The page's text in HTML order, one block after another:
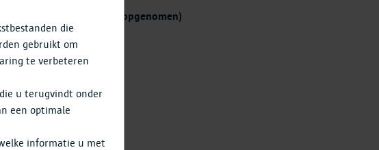
slechthorenden (vooraf opgenomen)
die
gebruikt om
te verbeteren
u terugvindt onder
een optimale
informatie u met